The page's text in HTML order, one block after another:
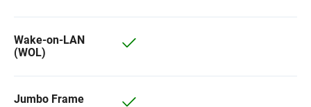
Wake-on-LAN
(WOL)
Jumbo Frame